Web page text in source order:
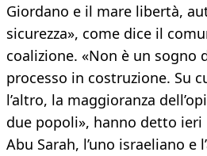
Giordano e il mare libertà,
sicurezza», come dice il
coalizione. «Non è un sogno
processo in costruzione. Su
l’altro, la maggioranza
due popoli», hanno detto ieri
Abu Sarah, l’uno israeliano e